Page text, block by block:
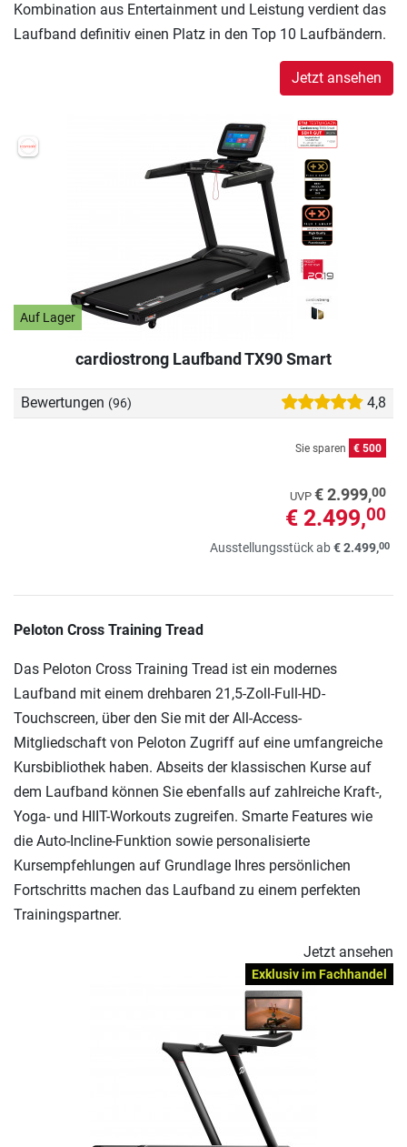
Auf Lager
cardiostrong Laufband TX90 Smart
Bewertungen (96) 4,8
Sie sparen € 500
UVP € 2.999,00
€ 2.499,00
Ausstellungsstück ab€ 2.499,00
Kombination aus Entertainment und Leistung verdient das
Laufband definitiv einen Platz in den Top 10 Laufbändern.
Jetzt ansehen
Exklusiv im Fachhandel
Peloton Cross Training Tread
Das Peloton Cross Training Tread ist ein modernes
Laufband mit einem drehbaren 21,5-Zoll-Full-HD-
Touchscreen, über den Sie mit der All-Access-
Mitgliedschaft von Peloton Zugriff auf eine umfangreiche
Kursbibliothek haben. Abseits der klassischen Kurse auf
dem Laufband können Sie ebenfalls auf zahlreiche Kraft-,
Yoga- und HIIT-Workouts zugreifen. Smarte Features wie
die Auto-Incline-Funktion sowie personalisierte
Kursempfehlungen auf Grundlage Ihres persönlichen
Fortschritts machen das Laufband zu einem perfekten
Trainingspartner.
Jetzt ansehen